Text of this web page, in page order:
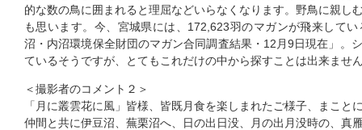
的な数の鳥に囲まれると理屈などいらなくなります。野鳥に親し
も思います。今、宮城県には、172,623羽のマガンが飛来して
沼・内沼環境保全財団のマガン合同調査結果・12月9日現在」。
ているそうですが、とてもこれだけの中から探すことは出来ませ
＜撮影者のコメント２＞
「月に叢雲花に風」皆様、皆既月食を楽しまれたご様子、まこと
仲間と共に伊豆沼、蕪栗沼へ、日の出日没、月の出月没時の、真